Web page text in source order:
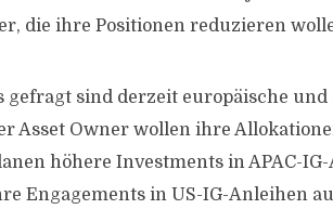
die ihre Positionen reduzieren
gefragt sind derzeit europäische
Asset Owner wollen ihre
höhere Investments in APAC-
Engagements in US-IG-Anleihen